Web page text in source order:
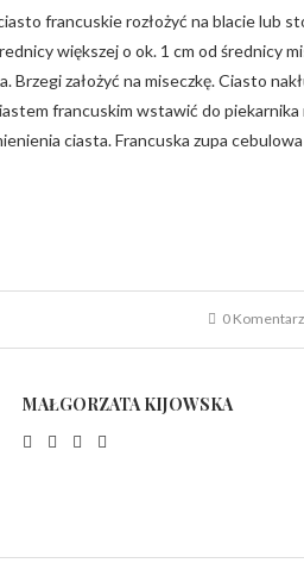
francuskie rozłożyć na blacie lub
większej o ok. 1 cm od średnicy
Brzegi założyć na miseczkę. Ciasto
francuskim wstawić do
ciasta. Francuska zupa
0
MAŁGORZATA KIJOWSKA